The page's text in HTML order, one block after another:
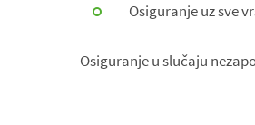
Osiguranje uz sve
Osiguranje u slučaju